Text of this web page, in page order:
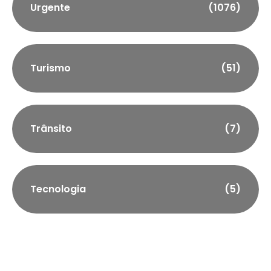
Urgente (1076)
Turismo (51)
Trânsito (7)
Tecnologia (5)